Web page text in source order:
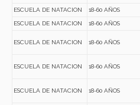
ESCUELA DE NATACION 18-60 AÑOS
ESCUELA DE NATACION 18-60 AÑOS
ESCUELA DE NATACION 18-60 AÑOS
ESCUELA DE NATACION 18-60 AÑOS
ESCUELA DE NATACION 18-60 AÑOS